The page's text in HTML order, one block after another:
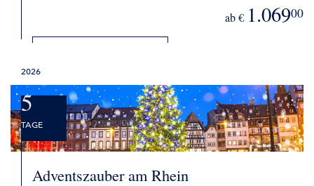
ab € 1.06900
2026
5
TAGE
Adventszauber am Rhein